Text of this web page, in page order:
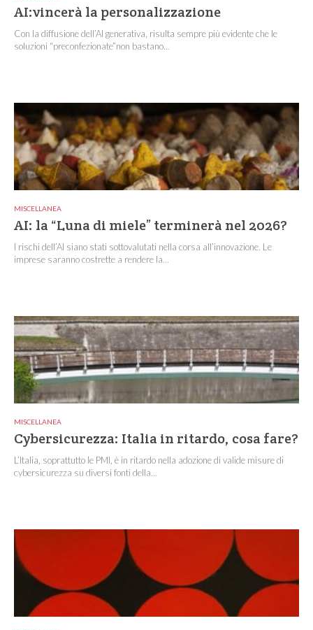
AI:vincerà la personalizzazione
Con la diffusione dell’AI generativa, risulta sempre più evidente che le
soluzioni “preconfezionate”non bastano...
MISCELLANEA
AI: la “Luna di miele” terminerà nel 2026?
I rischi dell’AI siano stati sottovalutati nella corsa all’innovazione. Le
imprese saranno costrette a rendere la...
MISCELLANEA
Cybersicurezza: Italia in ritardo, cosa fare?
L’Italia, soprattutto le PMI, è in ritardo nella adozione di valide misure di
cybersicurezza su diversi fonti della...